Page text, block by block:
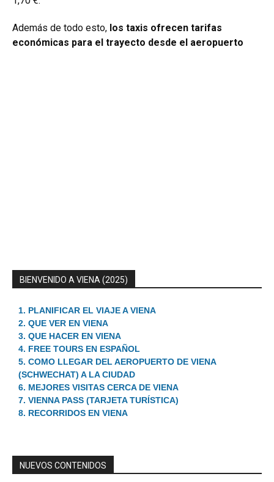
Además de todo esto, los taxis ofrecen tarifas
económicas para el trayecto desde el aeropuerto
BIENVENIDO A VIENA (2025)
1. PLANIFICAR EL VIAJE A VIENA
2. QUE VER EN VIENA
3. QUE HACER EN VIENA
4. FREE TOURS EN ESPAÑOL
5. COMO LLEGAR DEL AEROPUERTO DE VIENA
(SCHWECHAT) A LA CIUDAD
6. MEJORES VISITAS CERCA DE VIENA
7. VIENNA PASS (TARJETA TURÍSTICA)
8. RECORRIDOS EN VIENA
NUEVOS CONTENIDOS